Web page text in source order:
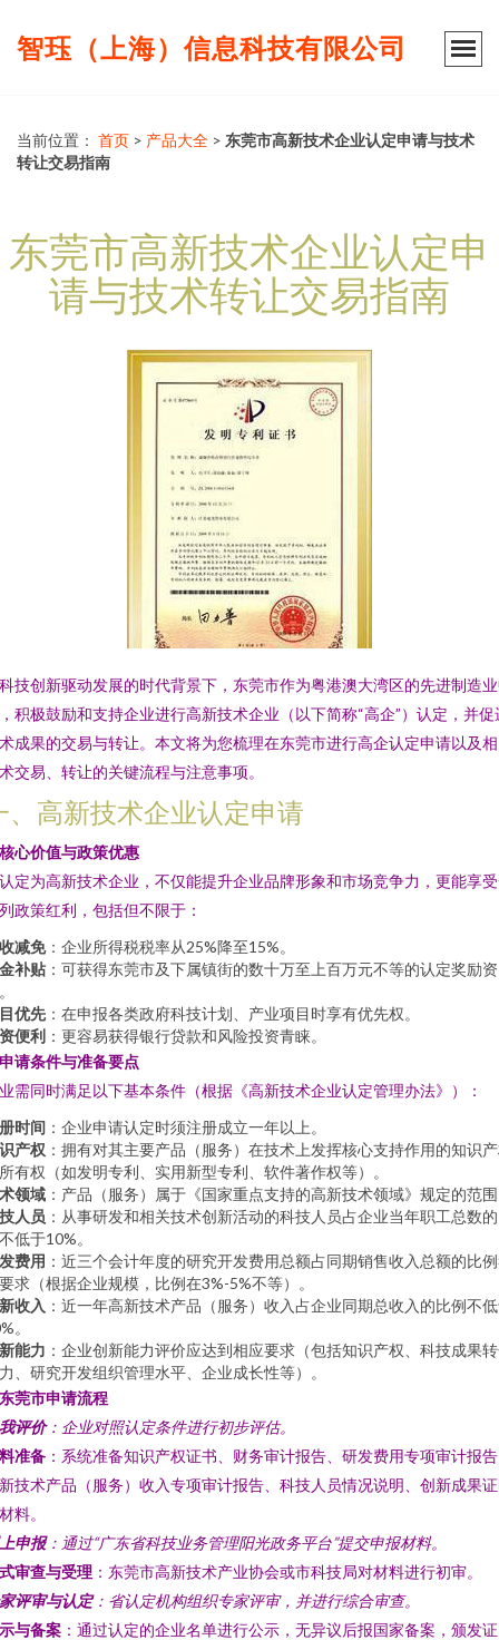
智珏（上海）信息科技有限公司
当前位置： 首页 > 产品大全 > 东莞市高新技术企业认定申请与技术
转让交易指南
东莞市高新技术企业认定申
请与技术转让交易指南
技创新驱动发展的时代背景下，东莞市作为粤港澳大湾区的先进制造
积极鼓励和支持企业进行高新技术企业（以下简称“高企”）认定，并促
成果的交易与转让。本文将为您梳理在东莞市进行高企认定申请以及
交易、转让的关键流程与注意事项。
、高新技术企业认定申请
心价值与政策优惠
定为高新技术企业，不仅能提升企业品牌形象和市场竞争力，更能享
政策红利，包括但不限于：
减免：企业所得税税率从25%降至15%。
补贴 ：可获得东莞市及下属镇街的数十万至上百万元不等的认定奖励资
优先 ：在申报各类政府科技计划、产业项目时享有优先权。
便利 ：更容易获得银行贷款和风险投资青睐。
请条件与准备要点
需同时满足以下基本条件（根据《高新技术企业认定管理办法》）：
时间 ：企业申请认定时须注册成立一年以上。
产权 ：拥有对其主要产品（服务）在技术上发挥核心支持作用的知识
有权（如发明专利、实用新型专利、软件著作权等）。
领域 ：产品（服务）属于《国家重点支持的高新技术领域》规定的范
人员 ：从事研发和相关技术创新活动的科技人员占企业当年职工总数
低于10%。
费用 ：近三个会计年度的研究开发费用总额占同期销售收入总额的比
求（根据企业规模，比例在3%-5%不等）。
收入 ：近一年高新技术产品（服务）收入占企业同期总收入的比例不
。
能力 ：企业创新能力评价应达到相应要求（包括知识产权、科技成果
、研究开发组织管理水平、企业成长性等）。
莞市申请流程
评价：企业对照认定条件进行初步评估。
准备 ：系统准备知识产权证书、财务审计报告、研发费用专项审计报
技术产品（服务）收入专项审计报告、科技人员情况说明、创新成果
料。
申报：通过“广东省科技业务管理阳光政务平台”提交申报材料。
审查与受理 ：东莞市高新技术产业协会或市科技局对材料进行初审。
评审与认定：省认定机构组织专家评审，并进行综合审查。
与备案 ：通过认定的企业名单进行公示，无异议后报国家备案，颁发证